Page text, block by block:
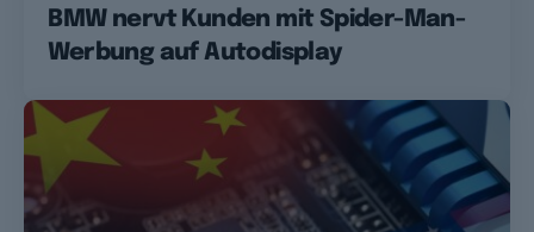
BMW nervt Kunden mit Spider-Man-
Werbung auf Autodisplay